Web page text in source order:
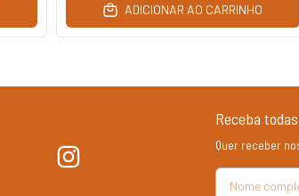
ADICIONAR AO CARRINHO
Receba
Quer receber